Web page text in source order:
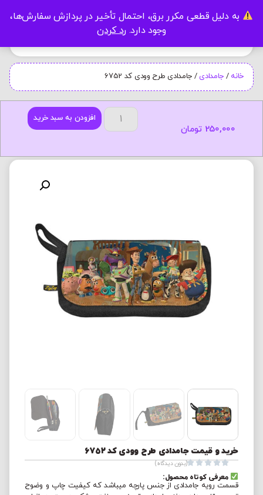
به دلیل قطعی مکرر برق، احتمال تأخیر در پردازش سفارش‌ها،
وجود دارد. رد کردن
خانه / جامدادی / جامدادی طرح وودی کد 6752
افزودن به سبد خرید
250,000 تومان
خرید و قیمت جامدادی طرح وودی کد 6752




(بدون دیدگاه)
معرفی کوتاه محصول:
قسمت رویه جامدادی از جنس پارچه میباشد که کیفیت چاپ و وضوح